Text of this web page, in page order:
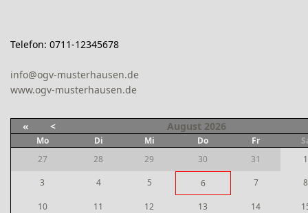
Telefon: 0711-12345678
info@ogv-musterhausen.de
www.ogv-musterhausen.de
« < August 2026
Mo Di Mi Do Fr
27
28 29 30 31
1
3
4 5 6 7 8
10 11 12 13 14